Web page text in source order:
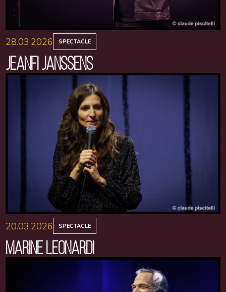
28.03.2026 SPECTACLE
JEANFI JANSSENS
20.03.2026 SPECTACLE
MARINE LEONARDI